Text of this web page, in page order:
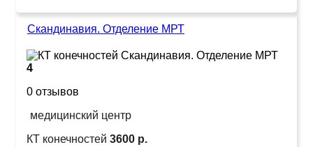
Скандинавия. Отделение МРТ
4
0 отзывов
медицинский центр
КТ конечностей 3600 р.